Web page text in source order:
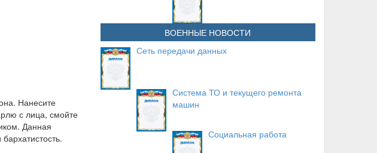
Нанесите
с лица, смойте
Данная
ВОЕННЫЕ НОВОСТИ
Сеть передачи данных
Система ТО и текущего ремонта
машин
Социальная работа